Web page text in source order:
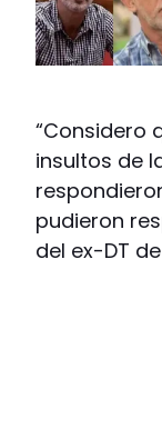
“Considero
insultos de
pudieron
del ex-DT